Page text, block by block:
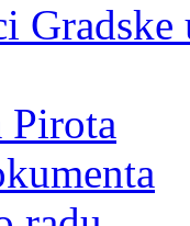
Gradske
Pirota